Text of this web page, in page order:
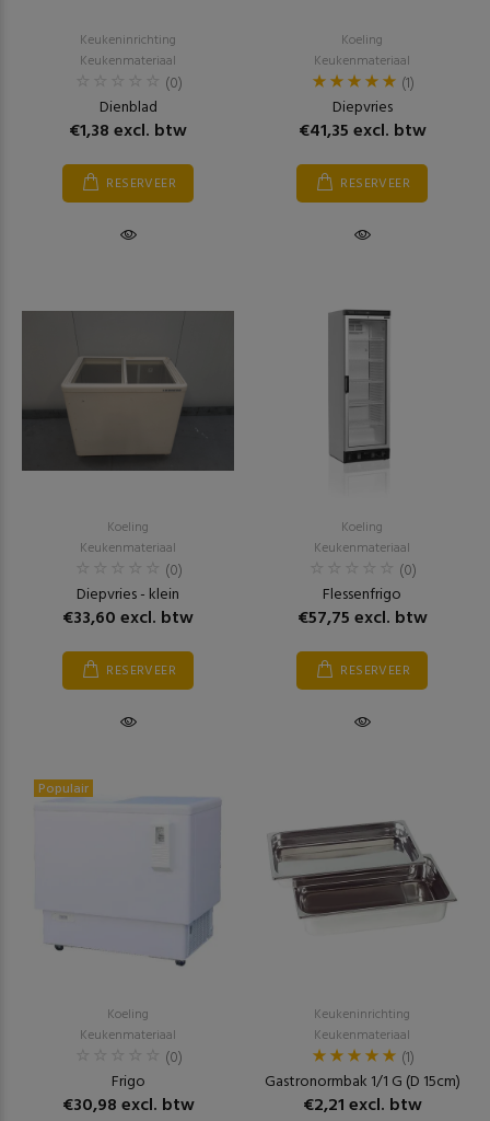
Keukeninrichting
Keukenmateriaal
(0)
Dienblad
€1,38 excl. btw
RESERVEER
Koeling
Keukenmateriaal
(1)
Diepvries
€41,35 excl. btw
RESERVEER
Koeling
Keukenmateriaal
(0)
Diepvries - klein
€33,60 excl. btw
RESERVEER
Koeling
Keukenmateriaal
(0)
Flessenfrigo
€57,75 excl. btw
RESERVEER
Populair
Koeling
Keukenmateriaal
(0)
Frigo
€30,98 excl. btw
Keukeninrichting
Keukenmateriaal
(1)
Gastronormbak 1/1 G (D 15cm)
€2,21 excl. btw